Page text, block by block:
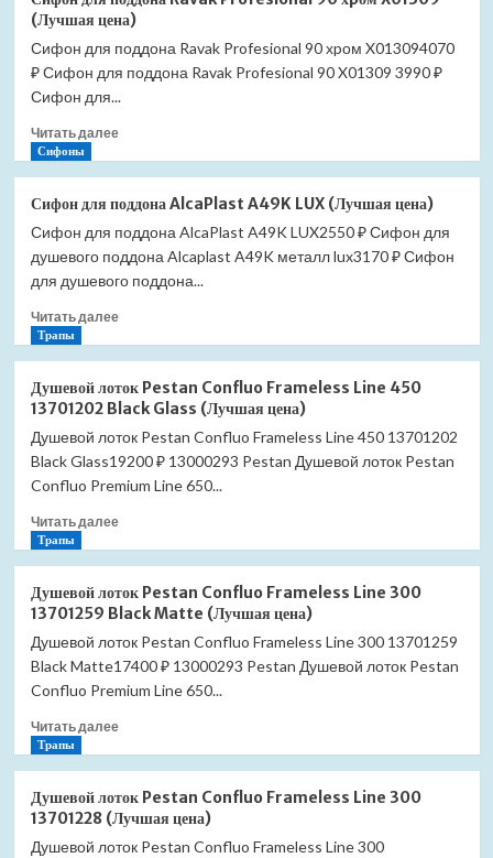
(Лучшая цена)
Сифон для поддона Ravak Profesional 90 хpом X013094070
₽ Сифон для поддона Ravak Profesional 90 X01309 3990 ₽
Сифон для...
Читать далееПрочитать
для
поддона
Ravak
Profesional
хpом
(Лучшая
цена)
Сифоны
Сифон для поддона AlcaPlast A49K LUX (Лучшая цена)
Сифон для поддона AlcaPlast A49K LUX2550 ₽ Сифон для
душевого поддона Alcaplast A49K металл lux3170 ₽ Сифон
для душевого поддона...
Читать далееПрочитать
для
поддона
AlcaPlast
A49K
LUX
цена)
Трапы
Душевой лоток Pestan Confluo Frameless Line 450
13701202 Black Glass (Лучшая цена)
Душевой лоток Pestan Confluo Frameless Line 450 13701202
Black Glass19200 ₽ 13000293 Pestan Душевой лоток Pestan
Confluo Premium Line 650...
Читать далееПрочитать
лоток
Pestan
Confluo
Frameless
Line
13701202
Glass
(Лучшая
цена)
Трапы
Душевой лоток Pestan Confluo Frameless Line 300
13701259 Black Matte (Лучшая цена)
Душевой лоток Pestan Confluo Frameless Line 300 13701259
Black Matte17400 ₽ 13000293 Pestan Душевой лоток Pestan
Confluo Premium Line 650...
Читать далееПрочитать
лоток
Pestan
Confluo
Трапы
Душевой лоток Pestan Confluo Frameless Line 300
13701228 (Лучшая цена)
Душевой лоток Pestan Confluo Frameless Line 300